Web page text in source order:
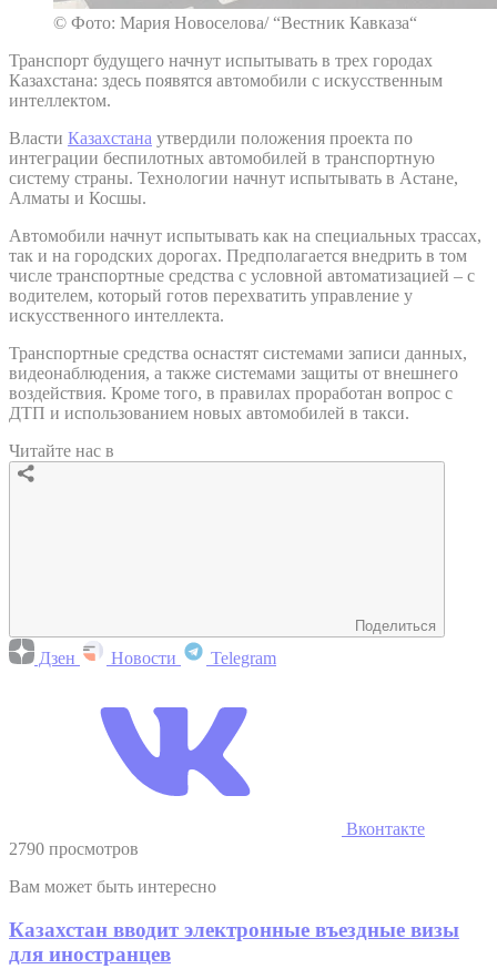
© Фото: Мария Новоселова/ “Вестник Кавказа“
Транспорт будущего начнут испытывать в трех городах
Казахстана: здесь появятся автомобили с искусственным
интеллектом.
Власти Казахстана утвердили положения проекта по
интеграции беспилотных автомобилей в транспортную
систему страны. Технологии начнут испытывать в Астане,
Алматы и Косшы.
Автомобили начнут испытывать как на специальных трассах,
так и на городских дорогах. Предполагается внедрить в том
числе транспортные средства с условной автоматизацией – с
водителем, который готов перехватить управление у
искусственного интеллекта.
Транспортные средства оснастят системами записи данных,
видеонаблюдения, а также системами защиты от внешнего
воздействия. Кроме того, в правилах проработан вопрос с
ДТП и использованием новых автомобилей в такси.
Читайте нас в
Поделиться
Дзен Новости Telegram
Вконтакте
2790 просмотров
Вам может быть интересно
Казахстан вводит электронные въездные визы
для иностранцев